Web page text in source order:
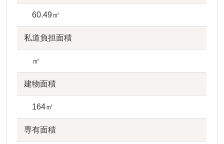
60.49㎡
私道負担面積
㎡
建物面積
164㎡
専有面積